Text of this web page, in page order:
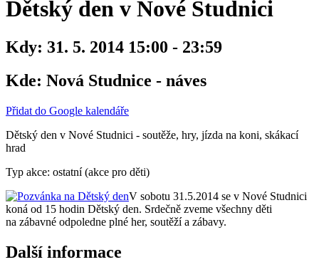
Dětský den v Nové Studnici
Kdy: 31. 5. 2014 15:00 - 23:59
Kde: Nová Studnice - náves
Přidat do Google kalendáře
Dětský den v Nové Studnici - soutěže, hry, jízda na koni, skákací
hrad
Typ akce: ostatní (akce pro děti)
V sobotu 31.5.2014 se v Nové Studnici
koná od 15 hodin Dětský den. Srdečně zveme všechny děti
na zábavné odpoledne plné her, soutěží a zábavy.
Další informace